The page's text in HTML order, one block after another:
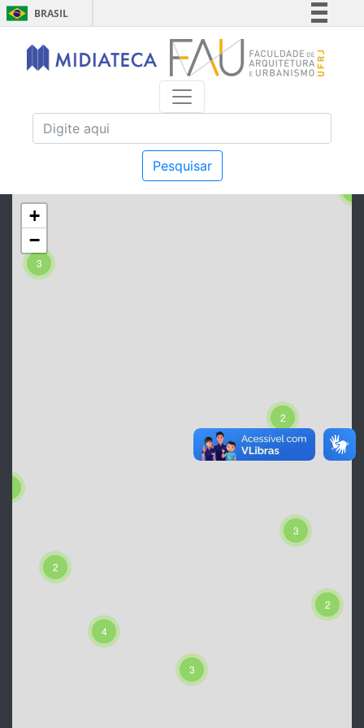
BRASIL
Simplifique!
Comunica BR
Acesso à informação
Pesquisar
3
2
2
4
2
3
3
+
−